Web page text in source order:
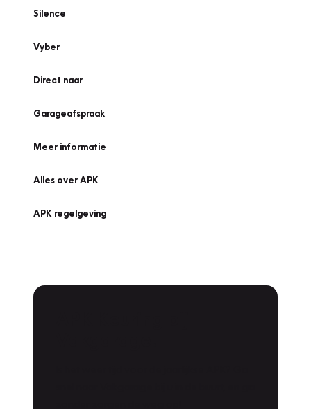
Silence
Vyber
Direct naar
Garageafspraak
Meer informatie
Alles over APK
APK regelgeving